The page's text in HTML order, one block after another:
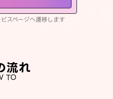
スページへ遷移します
流れ
TO